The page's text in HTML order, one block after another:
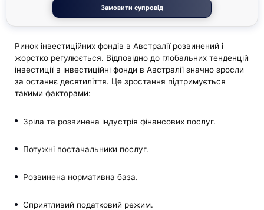
Замовити супровід
Ринок інвестиційних фондів в Австралії розвинений і
жорстко регулюється. Відповідно до глобальних тенденцій
інвестиції в інвестиційні фонди в Австралії значно зросли
за останнє десятиліття. Це зростання підтримується
такими факторами:
Зріла та розвинена індустрія фінансових послуг.
Потужні постачальники послуг.
Розвинена нормативна база.
Сприятливий податковий режим.